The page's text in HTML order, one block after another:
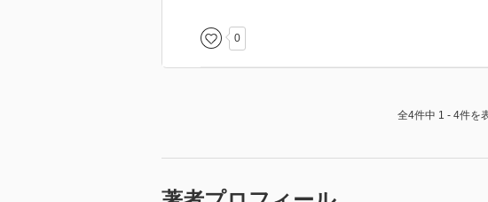
0
全4件中 1 - 4件を